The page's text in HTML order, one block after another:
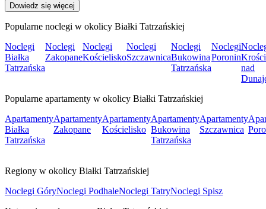
Dowiedz się więcej
Popularne noclegi w okolicy Białki Tatrzańskiej
Noclegi
Białka
Tatrzańska
Noclegi
Zakopane
Noclegi
Kościelisko
Noclegi
Szczawnica
Noclegi
Bukowina
Tatrzańska
Noclegi
Poronin
nad
Popularne apartamenty w okolicy Białki Tatrzańskiej
Apartamenty
Białka
Tatrzańska
Apartamenty
Zakopane
Apartamenty
Kościelisko
Apartamenty
Bukowina
Tatrzańska
Apartamenty
Szczawnica
Regiony w okolicy Białki Tatrzańskiej
Noclegi GóryNoclegi PodhaleNoclegi TatryNoclegi Spisz